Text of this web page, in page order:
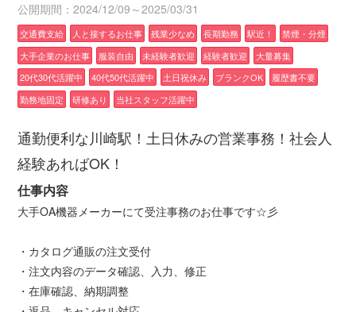
公開期間：2024/12/09～2025/03/31
交通費支給 人と接するお仕事 残業少なめ 長期勤務 駅近！
禁煙・分煙
大手企業のお仕事
服装自由 未経験者歓迎 経験者歓迎
大量募集
20代30代活躍中
40代50代活躍中 土日祝休み ブランクOK
履歴書不要
勤務地固定
研修あり 当社スタッフ活躍中
通勤便利な川崎駅！土日休みの営業事務！社会人
経験あればOK！
仕事内容
大手OA機器メーカーにて受注事務のお仕事です☆彡
・カタログ通販の注文受付
・注文内容のデータ確認、入力、修正
・在庫確認、納期調整